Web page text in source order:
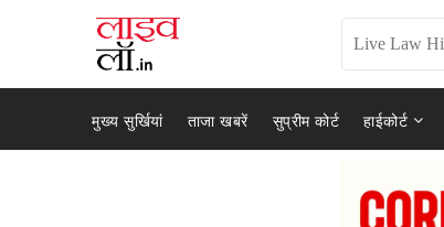
मुख्य सुर्खियां ताजा खबरें सुप्रीम कोर्ट हाईकोर्ट